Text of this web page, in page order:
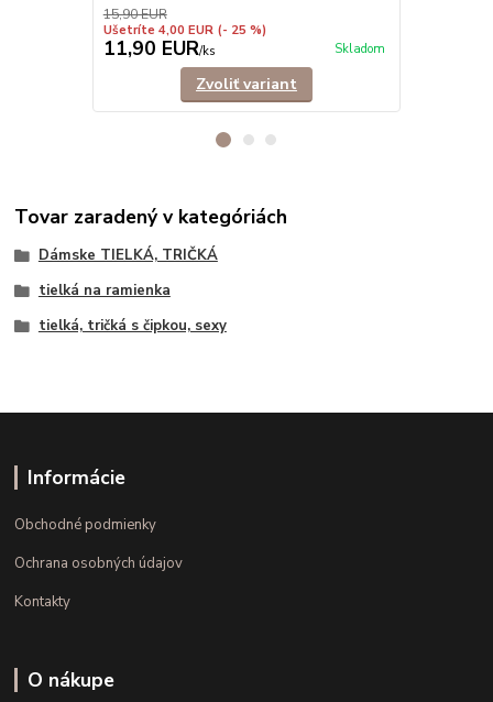
15,90 EUR
Ušetríte 4,00 EUR (- 25 %)
11,90 EUR/ks Skladom
Zvoliť variant
Tovar zaradený v kategóriách
Dámske TIELKÁ, TRIČKÁ
tielká na ramienka
tielká, tričká s čipkou, sexy
Informácie
Obchodné podmienky
Ochrana osobných údajov
Kontakty
O nákupe